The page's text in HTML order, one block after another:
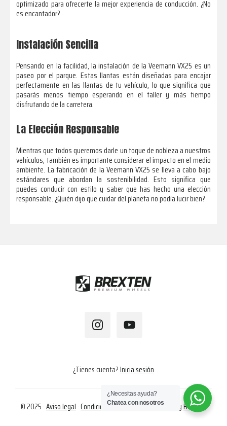
optimizado para ofrecerte la mejor experiencia de conducción. ¿No
es encantador?
Instalación Sencilla
Pensando en la facilidad, la instalación de la Veemann VX25 es un
paseo por el parque. Estas llantas están diseñadas para encajar
perfectamente en las llantas de tu vehículo, lo que significa que
pasarás menos tiempo esperando en el taller y más tiempo
disfrutando de la carretera.
La Elección Responsable
Mientras que todos queremos darle un toque de nobleza a nuestros
vehículos, también es importante considerar el impacto en el medio
ambiente. La fabricación de la Veemann VX25 se lleva a cabo bajo
estándares que abordan la sostenibilidad. Esto significa que
puedes conducir con estilo y saber que has hecho una elección
responsable. ¿Quién dijo que cuidar del planeta no podía lucir bien?
¿Tienes cuenta?Inicia sesión
© 2025 ·Aviso legal·Condiciones de compra·Cookies · byHapalok
¿Necesitas ayuda?
Chatea con nosotros